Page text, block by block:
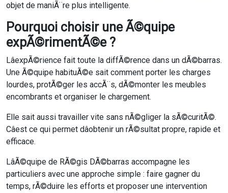
objet de maniÃ¨re plus intelligente.
Pourquoi choisir une Ã©quipe
expÃ©rimentÃ©e ?
LâexpÃ©rience fait toute la diffÃ©rence dans un dÃ©barras.
Une Ã©quipe habituÃ©e sait comment porter les charges
lourdes, protÃ©ger les accÃ¨s, dÃ©monter les meubles
encombrants et organiser le chargement.
Elle sait aussi travailler vite sans nÃ©gliger la sÃ©curitÃ©.
Câest ce qui permet dâobtenir un rÃ©sultat propre, rapide et
efficace.
LâÃ©quipe de RÃ©gis DÃ©barras accompagne les
particuliers avec une approche simple : faire gagner du
temps, rÃ©duire les efforts et proposer une intervention